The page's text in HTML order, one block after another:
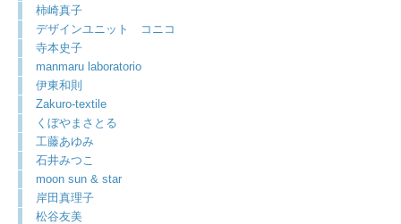
柿崎真子
デザインユニット コニコ
寺本史子
manmaru laboratorio
伊東和則
Zakuro-textile
くぼやまさとる
工藤あゆみ
石井みつこ
moon sun & star
岸田真理子
松谷友美